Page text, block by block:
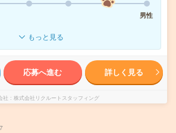
男性
もっと見る
応募へ進む 詳しく見る
社 株式会社リクルートスタッフィング